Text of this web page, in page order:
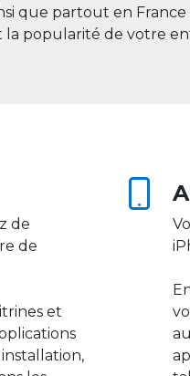
que partout en France
la popularité de votre
de
de
et